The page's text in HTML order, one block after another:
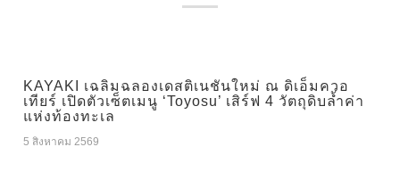
KAYAKI เฉลิมฉลองเดสติเนชันใหม่ ณ ดิเอ็มควอ
เทียร์ เปิดตัวเซ็ตเมนู ‘Toyosu’ เสิร์ฟ 4 วัตถุดิบล้ำค่า
แห่งท้องทะเล
5 สิงหาคม 2569